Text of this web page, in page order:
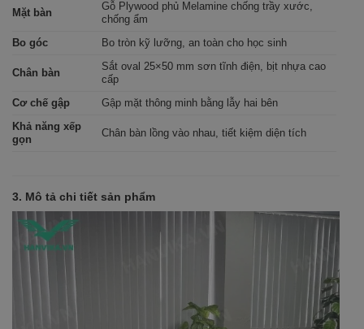
Mặt bàn
Gỗ Plywood phủ Melamine chống trầy xước,
chống ẩm
Bo góc Bo tròn kỹ lưỡng, an toàn cho học sinh
Chân bàn
Sắt oval 25×50 mm sơn tĩnh điện, bịt nhựa cao
cấp
Cơ chế gập Gập mặt thông minh bằng lẫy hai bên
Khả năng xếp
gọn
Chân bàn lồng vào nhau, tiết kiệm diện tích
3. Mô tả chi tiết sản phẩm